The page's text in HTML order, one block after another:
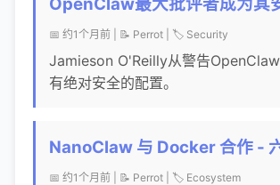
📅 约1个月前 | 📝 Perrot | 🏷️ Security
Jamieson O'Reilly从警告
有绝对安全的配置。
NanoClaw 与 Docker 合作 -
📅 约1个月前 | 📝 Perrot | 🏷️ Ecosystem